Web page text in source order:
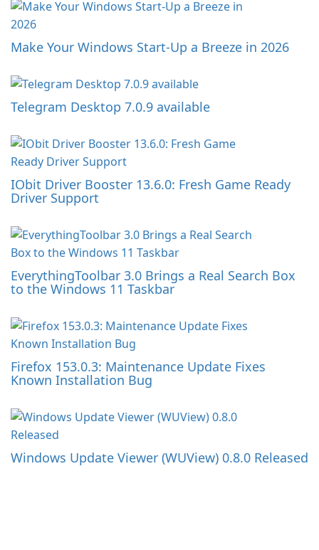
Make Your Windows Start-Up a Breeze in 2026
Telegram Desktop 7.0.9 available
IObit Driver Booster 13.6.0: Fresh Game Ready
Driver Support
EverythingToolbar 3.0 Brings a Real Search Box
to the Windows 11 Taskbar
Firefox 153.0.3: Maintenance Update Fixes
Known Installation Bug
Windows Update Viewer (WUView) 0.8.0 Released